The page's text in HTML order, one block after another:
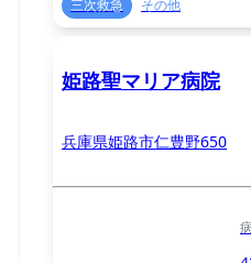
三次救急
その他
姫路聖マリア病院
兵庫県姫路市仁豊野650